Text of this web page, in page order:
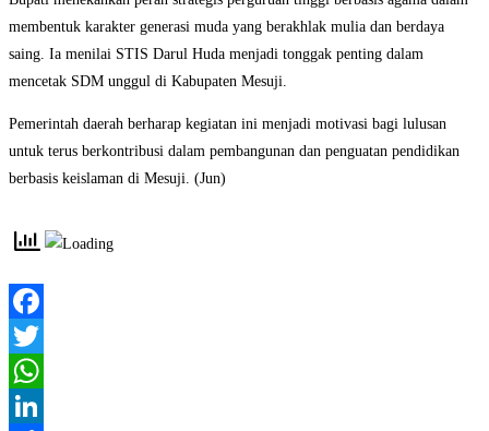
membentuk karakter generasi muda yang berakhlak mulia dan berdaya
saing. Ia menilai STIS Darul Huda menjadi tonggak penting dalam
mencetak SDM unggul di Kabupaten Mesuji.
Pemerintah daerah berharap kegiatan ini menjadi motivasi bagi lulusan
untuk terus berkontribusi dalam pembangunan dan penguatan pendidikan
berbasis keislaman di Mesuji. (Jun)
Facebook
Twitter
WhatsApp